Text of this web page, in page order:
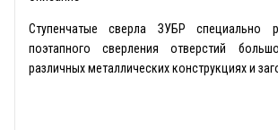
Ступенчатые сверла ЗУБР специально
поэтапного сверления отверстий
различных металлических конструкциях и